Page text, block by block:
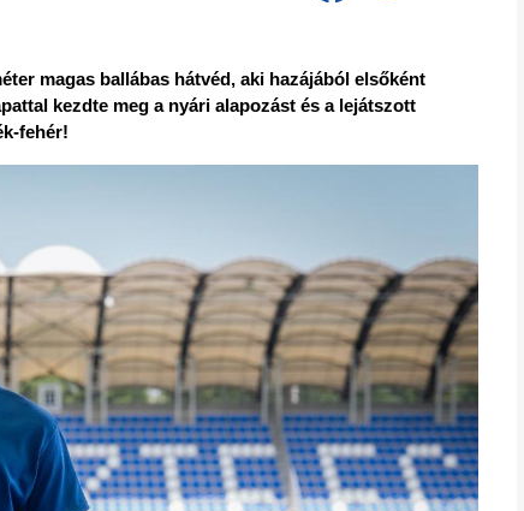
magas ballábas hátvéd, aki hazájából elsőként
kezdte meg a nyári alapozást és a lejátszott
fehér!